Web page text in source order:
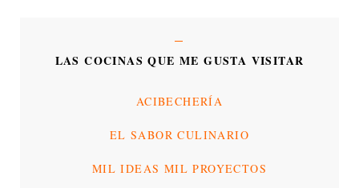
LAS COCINAS QUE ME GUSTA VISITAR
ACIBECHERÍA
EL SABOR CULINARIO
MIL IDEAS MIL PROYECTOS